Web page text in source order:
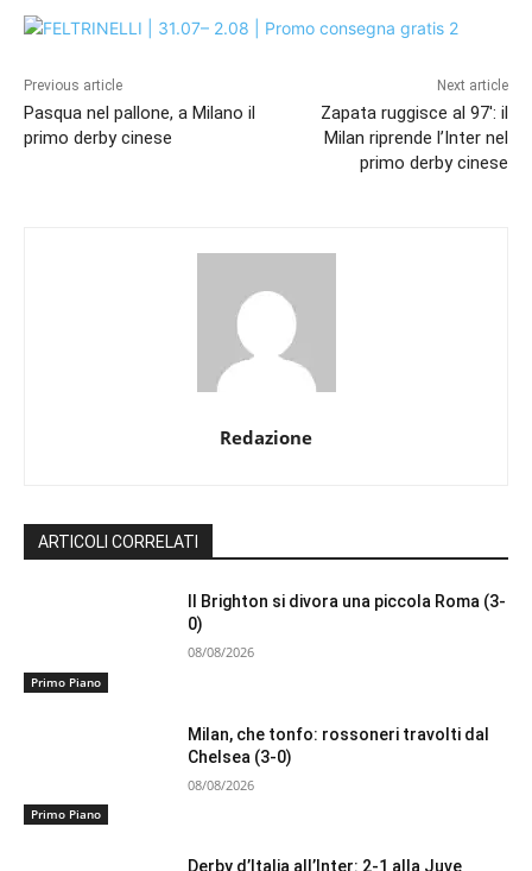
Previous article
Pasqua nel pallone, a Milano il
primo derby cinese
Next article
Zapata ruggisce al 97′: il
Milan riprende l’Inter nel
primo derby cinese
Redazione
ARTICOLI CORRELATI
Primo Piano
Il Brighton si divora una piccola Roma (3-
0)
08/08/2026
Primo Piano
Milan, che tonfo: rossoneri travolti dal
Chelsea (3-0)
08/08/2026
Derby d’Italia all’Inter: 2-1 alla Juve